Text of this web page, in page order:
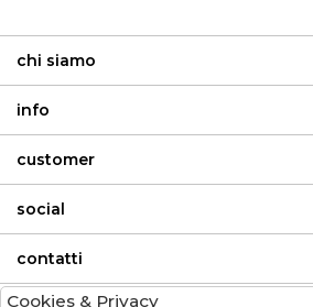
chi siamo
info
customer
social
contatti
Cookies & Privacy